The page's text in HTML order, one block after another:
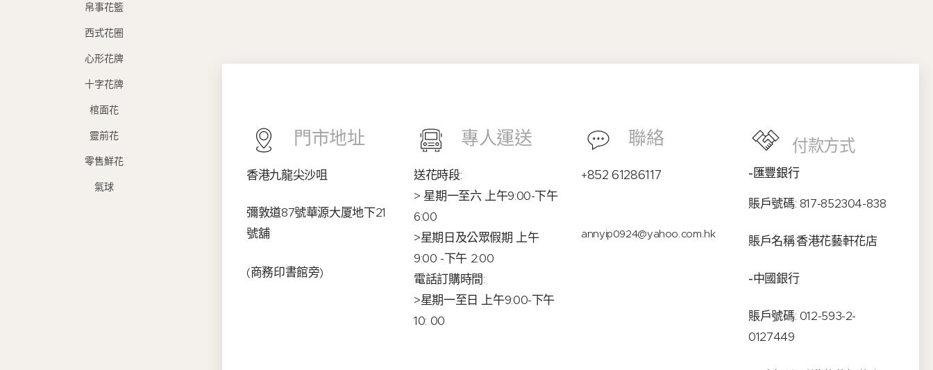
帛事花籃
西式花圈
心形花牌
十字花牌
棺面花
靈前花
零售鮮花
氣球
門市地址
香港九龍尖沙咀
彌敦道87號華源大厦地下21
號舖
(商務印書館旁)
專人運送
送花時段:
> 星期一至六 上午9:00-下午
6:00
>星期日及公眾假期 上午
9:00 -下午 2:00
電話訂購時間:
>星期一至日 上午9:00-下午
10: 00
聯絡
+852 61286117
annyip0924@yahoo.com.hk
付款方式
-匯豐銀行
賬戶號碼: 817-852304-838
賬戶名稱:香港花藝軒花店
-中國銀行
賬戶號碼: 012-593-2-
0127449